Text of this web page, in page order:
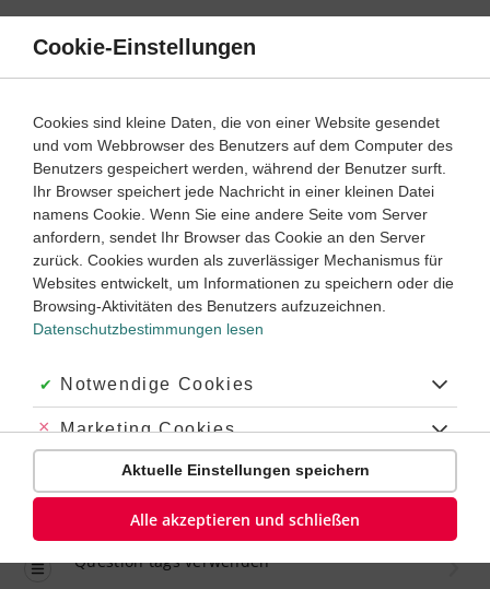
Direkt
Inhalt
Englisch 8. Klasse
Fragen mit question tags
Dauer: 15 Minuten
Empfohlen von
Tutor Ryan
VIDEOS, AUFGABEN UND ÜBUNGEN ZUGEHÖRIGE KLASSENARBEITEN
Dauer:
einfach
Question tags verwenden
Cookie-Einstellungen
Cookies sind kleine Daten, die von einer Website gesendet
und vom Webbrowser des Benutzers auf dem Computer des
Benutzers gespeichert werden, während der Benutzer surft.
Ihr Browser speichert jede Nachricht in einer kleinen Datei
namens Cookie. Wenn Sie eine andere Seite vom Server
anfordern, sendet Ihr Browser das Cookie an den Server
zurück. Cookies wurden als zuverlässiger Mechanismus für
Websites entwickelt, um Informationen zu speichern oder die
Browsing-Aktivitäten des Benutzers aufzuzeichnen.
Datenschutzbestimmungen lesen
Akzeptiert:
Notwendige Cookies
Abgelehnt:
Marketing Cookies
Abgelehnt:
Personalisierungs-Cookies
Aktuelle Einstellungen speichern
Alle akzeptieren und schließen